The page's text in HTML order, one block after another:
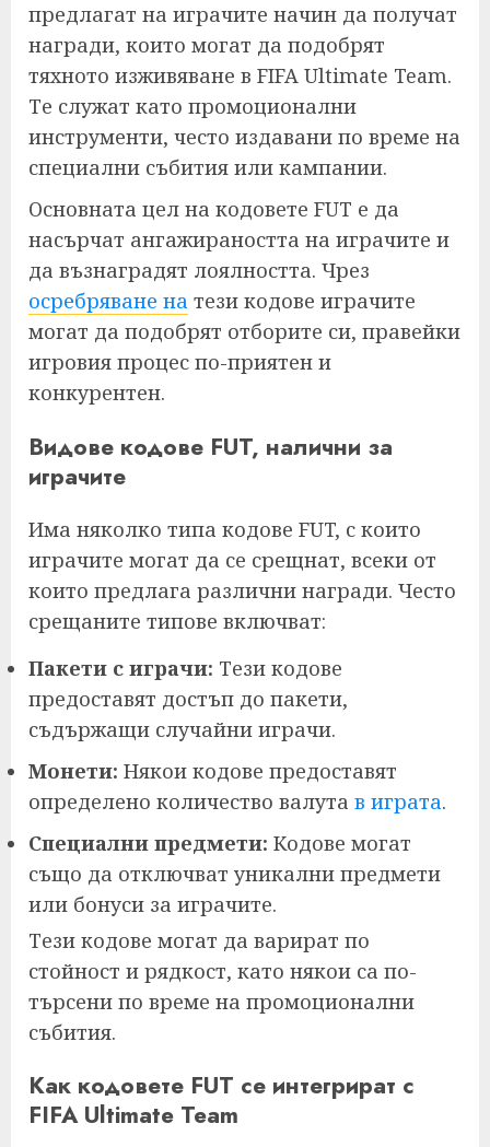
предлагат на играчите начин да получат
награди, които могат да подобрят
тяхното изживяване в FIFA Ultimate Team.
Те служат като промоционални
инструменти, често издавани по време на
специални събития или кампании.
Основната цел на кодовете FUT е да
насърчат ангажираността на играчите и
да възнаградят лоялността. Чрез
осребряване на тези кодове играчите
могат да подобрят отборите си, правейки
игровия процес по-приятен и
конкурентен.
Видове кодове FUT, налични за
играчите
Има няколко типа кодове FUT, с които
играчите могат да се срещнат, всеки от
които предлага различни награди. Често
срещаните типове включват:
Пакети с играчи: Тези кодове
предоставят достъп до пакети,
съдържащи случайни играчи.
Монети: Някои кодове предоставят
определено количество валута в играта.
Специални предмети: Кодове могат
също да отключват уникални предмети
или бонуси за играчите.
Тези кодове могат да варират по
стойност и рядкост, като някои са по-
търсени по време на промоционални
събития.
Как кодовете FUT се интегрират с
FIFA Ultimate Team